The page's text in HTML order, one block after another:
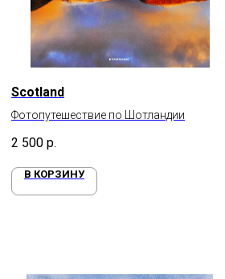
Scotland
Фотопутешествие по Шотландии
2 500 р.
В КОРЗИНУ